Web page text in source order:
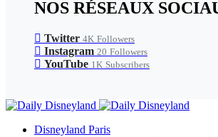
NOS RÉSEAUX
Twitter 4K Followers
Instagram 20 Followers
YouTube 1K Subscribers
Disneyland Paris